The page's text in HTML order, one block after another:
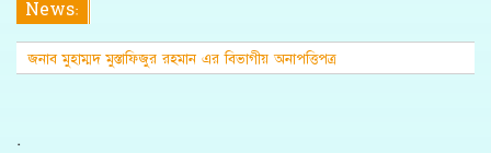
News:
জনাব মুহাম্মদ মুস্তাফিজুর রহমান এর বিভাগীয় অনাপত্তিপত্র
.